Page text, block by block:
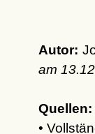
Autor:
am
Quellen:
•